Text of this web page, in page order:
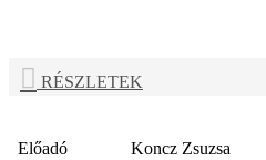
RÉSZLETEK
Előadó
Koncz Zsuzsa